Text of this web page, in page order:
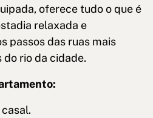
oferece tudo o que é
relaxada e
passos das ruas mais
do rio da cidade.